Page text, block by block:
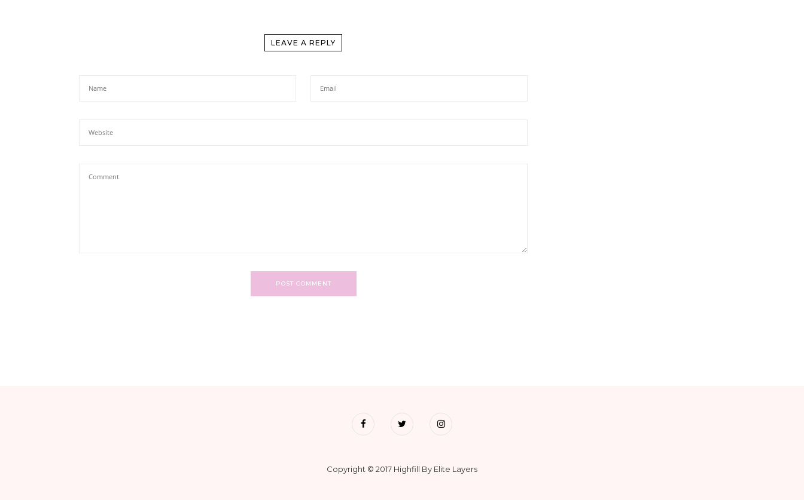
LEAVE A REPLY
POST COMMENT
Copyright © 2017 Highfill By Elite Layers